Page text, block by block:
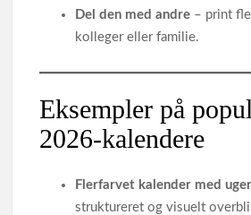
Del den med andre – print
kolleger eller familie.
Eksempler på
2026‑kalendere
Flerfarvet kalender med
struktureret og visuelt